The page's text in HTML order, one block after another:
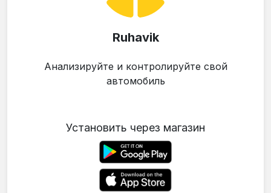
Ruhavik
Анализируйте и контролируйте свой
автомобиль
Установить через магазин